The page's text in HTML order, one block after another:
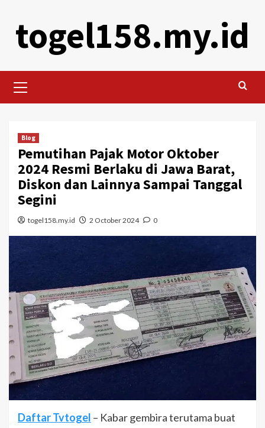
contenttogel158.my.id
Menu
Blog
Pemutihan Pajak Motor Oktober
2024 Resmi Berlaku di Jawa Barat,
Diskon dan Lainnya Sampai Tanggal
Segini
togel158.my.id 2 October 2024 0
Daftar Tvtogel – Kabar gembira terutama buat